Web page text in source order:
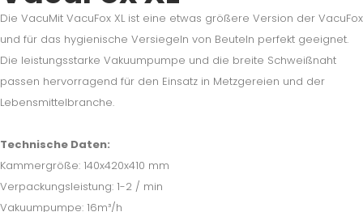
Die VacuMit VacuFox XL ist eine etwas größere Version der VacuFox
und für das hygienische Versiegeln von Beuteln perfekt geeignet.
Die leistungsstarke Vakuumpumpe und die breite Schweißnaht
passen hervorragend für den Einsatz in Metzgereien und der
Lebensmittelbranche.
Technische Daten:
Kammergröße: 140x420x410 mm
Verpackungsleistung: 1-2 / min
Vakuumpumpe: 16m³/h